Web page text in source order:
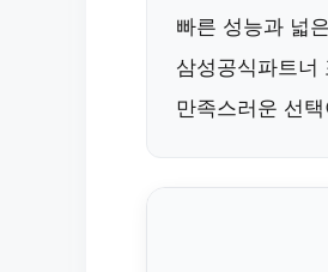
빠른 성능과 넓
삼성공식파트너
만족스러운 선